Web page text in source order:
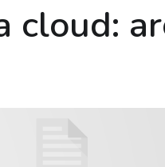
cloud: